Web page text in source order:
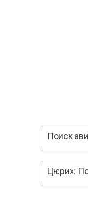
Поиск
Цюрих: